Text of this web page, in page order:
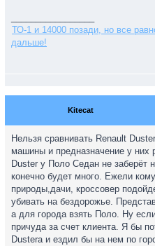
ТО-1 и 14000 позади, но все
дальше!
Kitecat
Нельзя сравнивать Renault
машины и предназначение у них
Duster у Поло Седан не заберёт
конечно будет много. Ежели
природы,дачи, кроссовер
убивать на бездорожье.
а для города взять Поло. Ну
причуда за счет клиента. Я бы
Dusterа и ездил бы на нем по